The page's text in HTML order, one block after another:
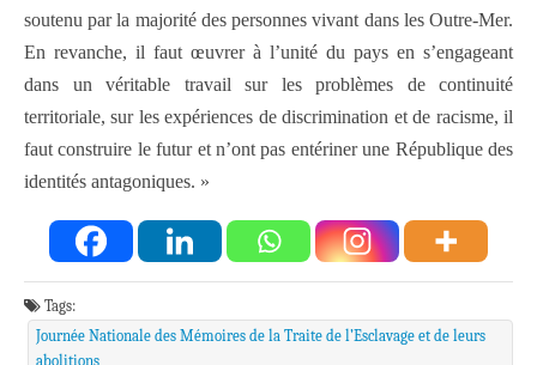
soutenu par la majorité des personnes vivant dans les Outre-Mer.
En revanche, il faut œuvrer à l’unité du pays en s’engageant
dans un véritable travail sur les problèmes de continuité
territoriale, sur les expériences de discrimination et de racisme, il
faut construire le futur et n’ont pas entériner une République des
identités antagoniques. »
Tags:
Journée Nationale des Mémoires de la Traite de l’Esclavage et de leurs
abolitions